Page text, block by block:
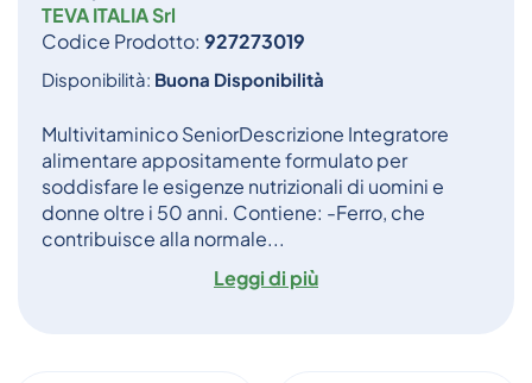
TEVA ITALIA Srl
Codice Prodotto: 927273019
Disponibilità: Buona Disponibilità
Multivitaminico SeniorDescrizione Integratore
alimentare appositamente formulato per
soddisfare le esigenze nutrizionali di uomini e
donne oltre i 50 anni. Contiene: -Ferro, che
contribuisce alla normale...
Leggi di più